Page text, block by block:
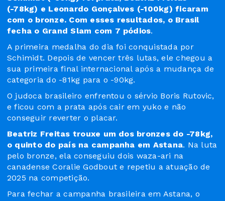
(-78kg) e Leonardo Gonçalves (-100kg) ficaram
com o bronze. Com esses resultados, o Brasil
fecha o Grand Slam com 7 pódios.
A primeira medalha do dia foi conquistada por
Schimidt. Depois de vencer três lutas, ele chegou a
sua primeira final internacional após a mudança de
categoria do -81kg para o -90kg.
O judoca brasileiro enfrentou o sérvio Boris Rutovic,
e ficou com a prata após cair em yuko e não
conseguir reverter o placar.
Beatriz Freitas trouxe um dos bronzes do -78kg,
o quinto do país na campanha em Astana. Na luta
pelo bronze, ela conseguiu dois waza-ari na
canadense Coralie Godbout e repetiu a atuação de
2025 na competição.
Para fechar a campanha brasileira em Astana, o